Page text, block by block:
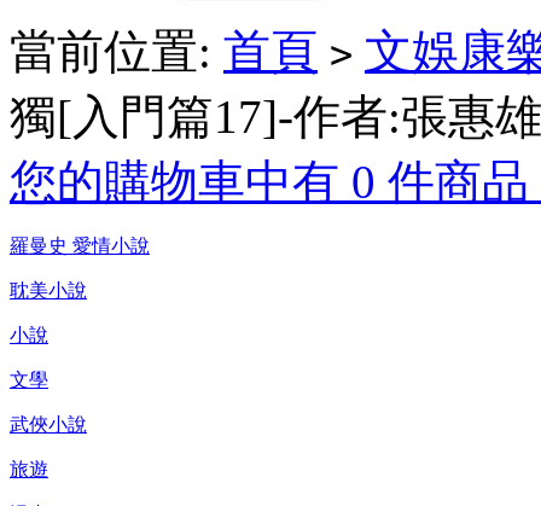
當前位置: 首頁 > 文娛康
獨[入門篇17]-作者:張惠雄
您的購物車中有 0 件商
羅曼史 愛情小說
耽美小說
小說
文學
武俠小說
旅遊